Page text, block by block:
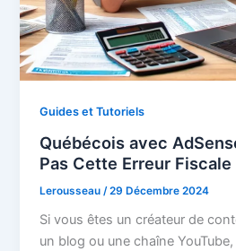
Guides et Tutoriels
Québécois avec
Pas Cette Erreur Fiscale
Lerousseau /29 Décembre 2024
Si vous êtes un créateur de
un blog ou une chaîne